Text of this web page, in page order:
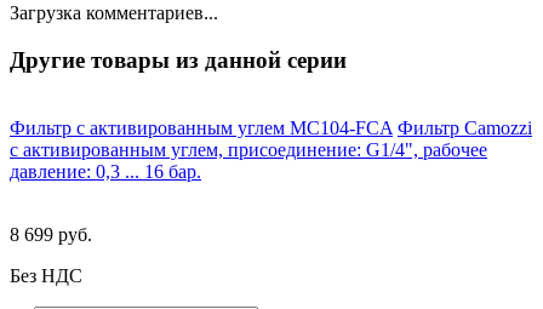
Загрузка комментариев...
Другие товары из данной серии
Фильтр с активированным углем MC104-FCA Фильтр Camozzi
с активированным углем, присоединение: G1/4", рабочее
давление: 0,3 ... 16 бар.
8 699 руб.
Без НДС